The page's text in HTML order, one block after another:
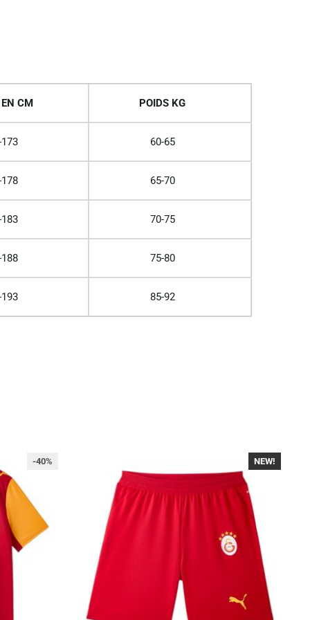
CM POIDS KG
60-65
65-70
70-75
75-80
85-92
-40% NEW!